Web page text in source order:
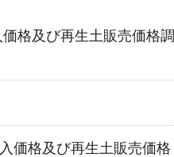
格及び再生土販売価格調
格及び再生土販売価格